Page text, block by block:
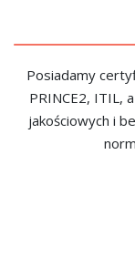
Posiadamy
PRINCE2, ITIL,
jakościowych i